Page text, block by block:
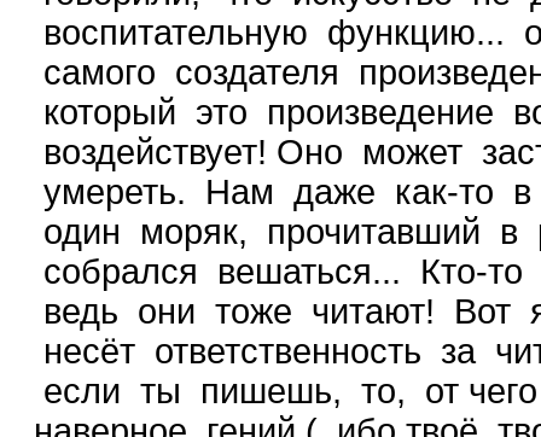
воспитательную
самого создателя
который это произведение
воздействует! Оно может
умереть. Нам даже как-то в
один моряк, прочитавший в
собрался вешаться... Кто-
ведь они тоже читают! Вот
несёт ответственность за
если ты пишешь, то, от